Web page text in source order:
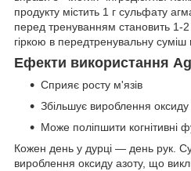
продукту містить 1 г сульфату
перед тренуванням становить 1-2
гіркою в передтренувальну
Ефекти використання
Сприяє росту м'язів
Збільшує вироблення оксиду
Може поліпшити когнітивні
Кожен день у дурці — день рук.
вироблення оксиду азоту, що